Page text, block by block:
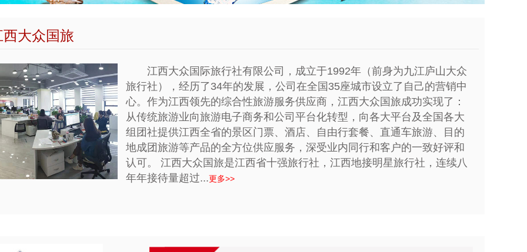
大众国旅
江西大众国际旅行社有限公司，成立于1992年（前身为九江庐山大众
旅行社），经历了34年的发展，公司在全国35座城市设立了自己的营销中
心。作为江西领先的综合性旅游服务供应商，江西大众国旅成功实现了：
从传统旅游业向旅游电子商务和公司平台化转型，向各大平台及全国各大
组团社提供江西全省的景区门票、酒店、自由行套餐、直通车旅游、目的
地成团旅游等产品的全方位供应服务，深受业内同行和客户的一致好评和
认可。 江西大众国旅是江西省十强旅行社，江西地接明星旅行社，连续八
年年接待量超过...更多>>